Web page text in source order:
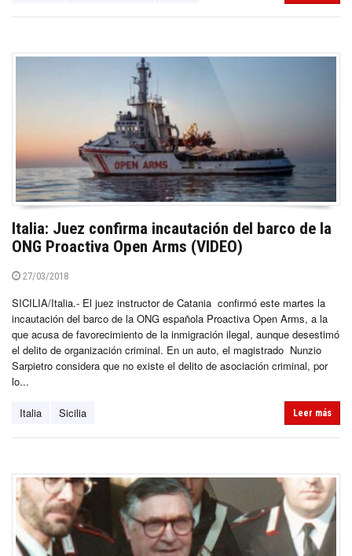
Italia: Juez confirma incautación del barco de la
ONG Proactiva Open Arms (VIDEO)
27/03/2018
SICILIA/Italia.- El juez instructor de Catania confirmó este martes la
incautación del barco de la ONG española Proactiva Open Arms, a la
que acusa de favorecimiento de la inmigración ilegal, aunque desestimó
el delito de organización criminal. En un auto, el magistrado Nunzio
Sarpietro considera que no existe el delito de asociación criminal, por
lo...
Italia Sicilia Leer más